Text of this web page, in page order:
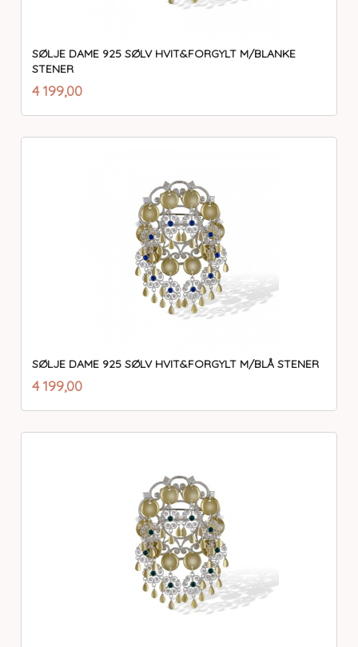
SØLJE DAME 925 SØLV HVIT&FORGYLT M/BLANKE
STENER
Pris
4 199,00mva.
SØLJE DAME 925 SØLV HVIT&FORGYLT M/BLÅ STENER
Pris
4 199,00mva.